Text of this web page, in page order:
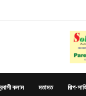
কলাম মতামত শিল্প-